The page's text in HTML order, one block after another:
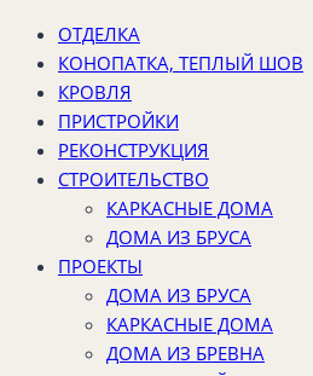
ОТДЕЛКА
КОНОПАТКА, ТЕПЛЫЙ ШОВ
КРОВЛЯ
ПРИСТРОЙКИ
РЕКОНСТРУКЦИЯ
СТРОИТЕЛЬСТВО
КАРКАСНЫЕ ДОМА
ДОМА ИЗ БРУСА
ПРОЕКТЫ
ДОМА ИЗ БРУСА
КАРКАСНЫЕ ДОМА
ДОМА ИЗ БРЕВНА